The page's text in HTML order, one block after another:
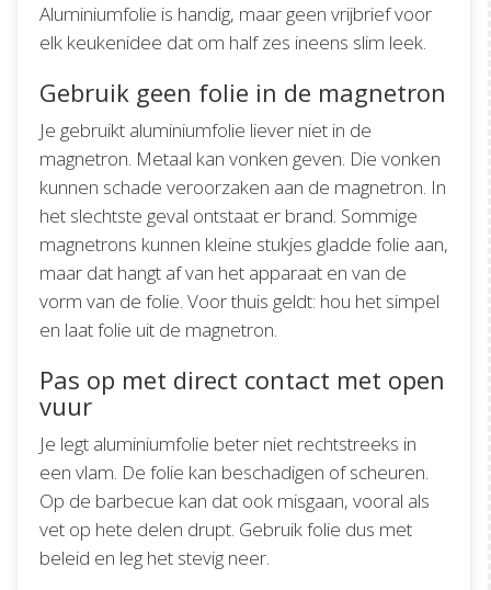
Aluminiumfolie is handig, maar geen vrijbrief voor
elk keukenidee dat om half zes ineens slim leek.
Gebruik geen folie in de magnetron
Je gebruikt aluminiumfolie liever niet in de
magnetron. Metaal kan vonken geven. Die vonken
kunnen schade veroorzaken aan de magnetron. In
het slechtste geval ontstaat er brand. Sommige
magnetrons kunnen kleine stukjes gladde folie aan,
maar dat hangt af van het apparaat en van de
vorm van de folie. Voor thuis geldt: hou het simpel
en laat folie uit de magnetron.
Pas op met direct contact met open
vuur
Je legt aluminiumfolie beter niet rechtstreeks in
een vlam. De folie kan beschadigen of scheuren.
Op de barbecue kan dat ook misgaan, vooral als
vet op hete delen drupt. Gebruik folie dus met
beleid en leg het stevig neer.